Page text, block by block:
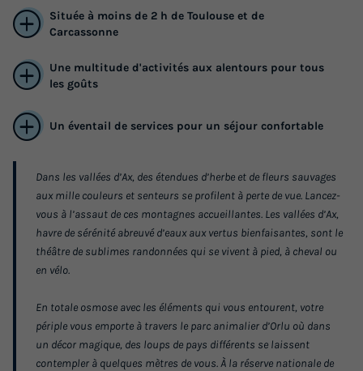
Voir les logements
APPARTEMENT 6 personnes - G/361_2
PIECES CABINE 6 PERSONNES
Surface
37m²
Adultes Chambres Salle de bain
Animaux autorisés * Cafetière Lave-vaisselle
Réfrigérateur Micro-ondes
+ 1
Située à moins de 2 h de Toulouse et de
Carcassonne
Une multitude d'activités aux alentours pour tous
les goûts
Un éventail de services pour un séjour confortable
Dans les vallées d’Ax, des étendues d’herbe et de fleurs sauvages
aux mille couleurs et senteurs se profilent à perte de vue. Lancez-
vous à l’assaut de ces montagnes accueillantes. Les vallées d’Ax,
havre de sérénité abreuvé d’eaux aux vertus bienfaisantes, sont le
théâtre de sublimes randonnées qui se vivent à pied, à cheval ou
en vélo.
En totale osmose avec les éléments qui vous entourent, votre
périple vous emporte à travers le parc animalier d’Orlu où dans
un décor magique, des loups de pays différents se laissent
contempler à quelques mètres de vous. À la réserve nationale de